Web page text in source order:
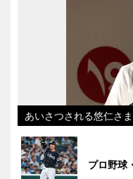
あいさつされる悠仁さま
プロ野球